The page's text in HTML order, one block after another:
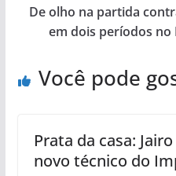
De olho na partida
em dois períodos
Você pode
Prata da casa:
novo técnico do